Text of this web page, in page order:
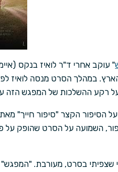
" עוקב אחרי ד"ר לואיז בנקס
במהלך הסרט מנסה לואיז
רקע ההשלכות של המפגש הזה
הסיפור הקצר "סיפור חייך" מאת
השמועה על הסרט שהופק על
בסרט, מעורבת. "המפגש"